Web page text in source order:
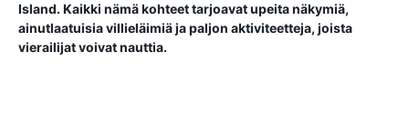
Island. Kaikki nämä kohteet tarjoavat upeita näkymiä,
ainutlaatuisia villieläimiä ja paljon aktiviteetteja, joista
vierailijat voivat nauttia.